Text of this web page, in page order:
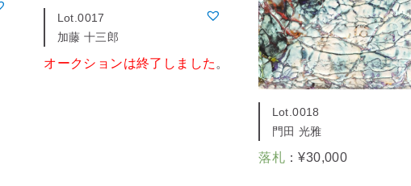
Lot.0017
加藤 十三郎
オークションは終了しました 。
Lot.0018
門田 光雅
落札 ：¥30,000